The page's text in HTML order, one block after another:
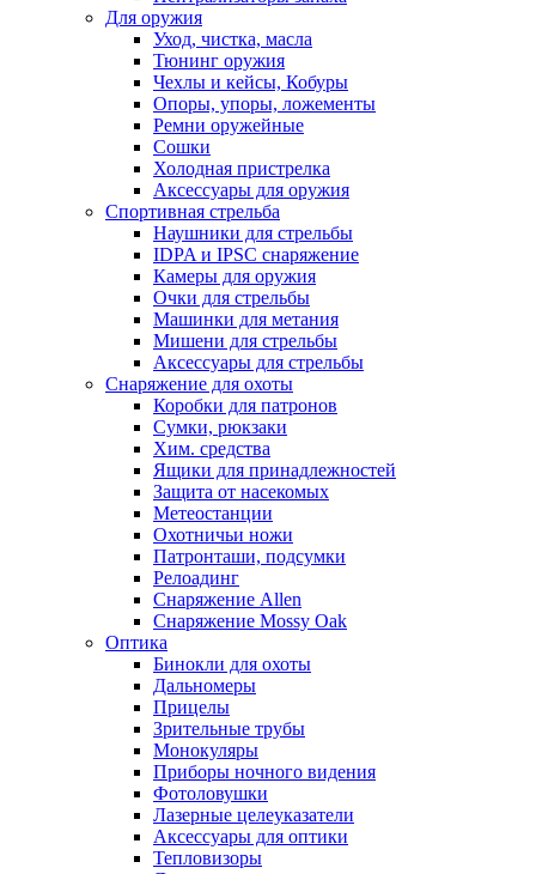
Для оружия
Уход, чистка, масла
Тюнинг оружия
Чехлы и кейсы, Кобуры
Опоры, упоры, ложементы
Ремни оружейные
Сошки
Холодная пристрелка
Аксессуары для оружия
Спортивная стрельба
Наушники для стрельбы
IDPA и IPSC снаряжение
Камеры для оружия
Очки для стрельбы
Машинки для метания
Мишени для стрельбы
Аксессуары для стрельбы
Снаряжение для охоты
Коробки для патронов
Сумки, рюкзаки
Хим. средства
Ящики для принадлежностей
Защита от насекомых
Метеостанции
Охотничьи ножи
Патронташи, подсумки
Релоадинг
Снаряжение Allen
Снаряжение Mossy Oak
Оптика
Бинокли для охоты
Дальномеры
Прицелы
Зрительные трубы
Монокуляры
Приборы ночного видения
Фотоловушки
Лазерные целеуказатели
Аксессуары для оптики
Тепловизоры